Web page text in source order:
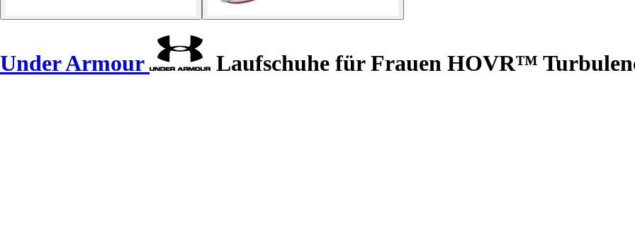
Under Armour Laufschuhe für Frauen HOVR™